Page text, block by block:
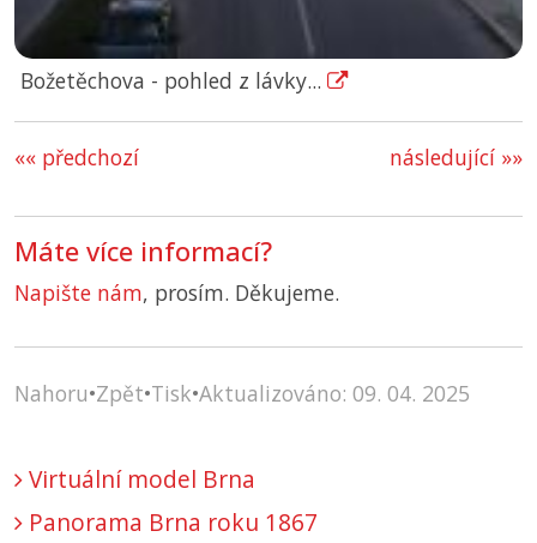
Božetěchova - pohled z lávky...
«« předchozí následující »»
Máte více informací?
Napište nám, prosím. Děkujeme.
Nahoru•Zpět•Tisk•Aktualizováno: 09. 04. 2025
Virtuální model Brna
Panorama Brna roku 1867